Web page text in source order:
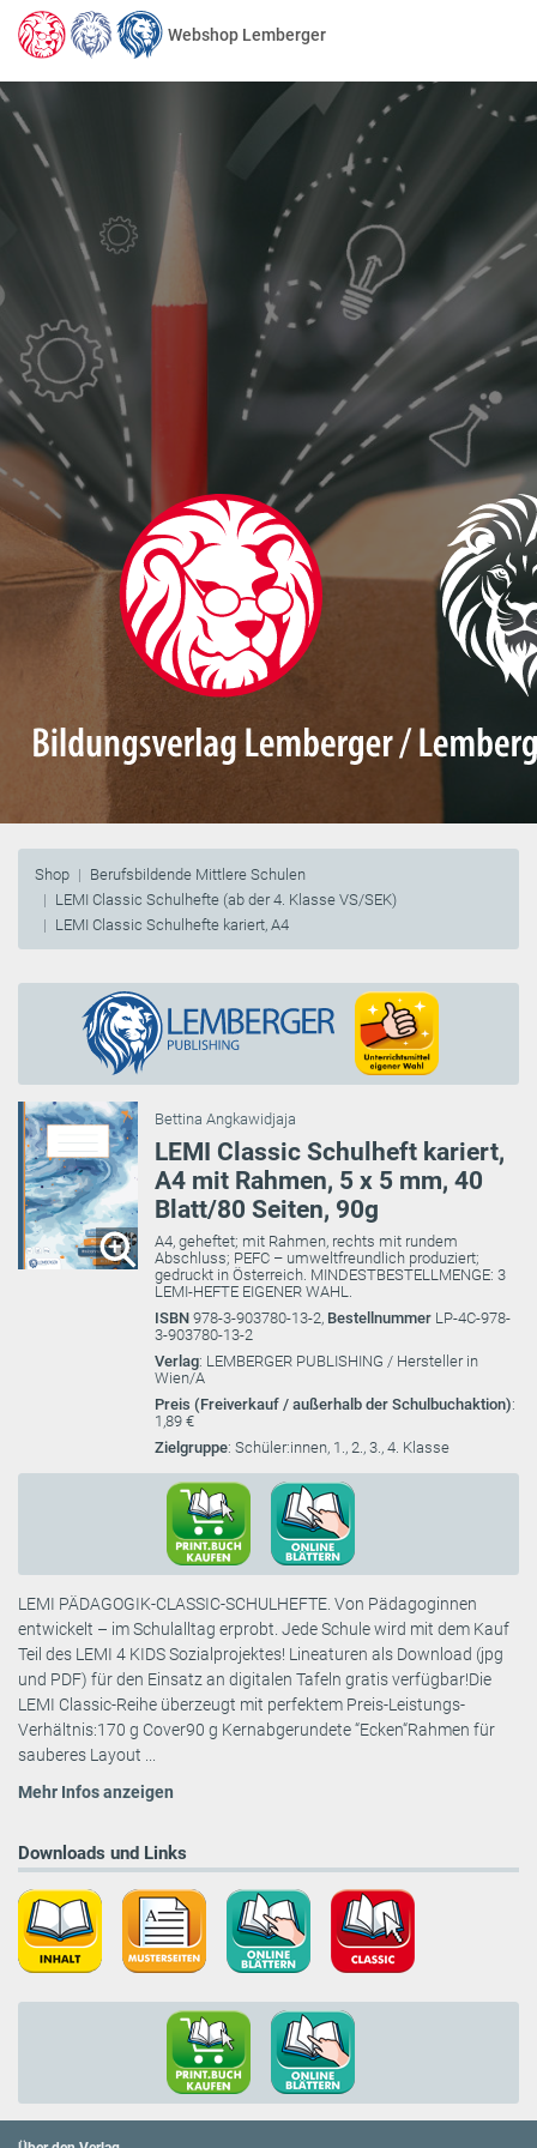
Webshop Lemberger
Shop
Berufsbildende Mittlere Schulen
LEMI Classic Schulhefte (ab der 4. Klasse VS/SEK)
LEMI Classic Schulhefte kariert, A4
Bettina Angkawidjaja
LEMI Classic Schulheft kariert,
A4 mit Rahmen, 5 x 5 mm, 40
Blatt/80 Seiten, 90g
A4, geheftet; mit Rahmen, rechts mit rundem
Abschluss; PEFC – umweltfreundlich produziert;
gedruckt in Österreich. MINDESTBESTELLMENGE: 3
LEMI-HEFTE EIGENER WAHL.
ISBN 978-3-903780-13-2, Bestellnummer LP-4C-978-
3-903780-13-2
Verlag: LEMBERGER PUBLISHING / Hersteller in
Wien/A
Preis (Freiverkauf / außerhalb der Schulbuchaktion):
1,89 €
Zielgruppe: Schüler:innen, 1., 2., 3., 4. Klasse
LEMI PÄDAGOGIK-CLASSIC-SCHULHEFTE. Von Pädagoginnen
entwickelt – im Schulalltag erprobt. Jede Schule wird mit dem Kauf
Teil des LEMI 4 KIDS Sozialprojektes! Lineaturen als Download (jpg
und PDF) für den Einsatz an digitalen Tafeln gratis verfügbar!Die
LEMI Classic-Reihe überzeugt mit perfektem Preis-Leistungs-
Verhältnis:170 g Cover90 g Kernabgerundete “Ecken“Rahmen für
sauberes Layout ...
Mehr Infos anzeigen
Downloads und Links